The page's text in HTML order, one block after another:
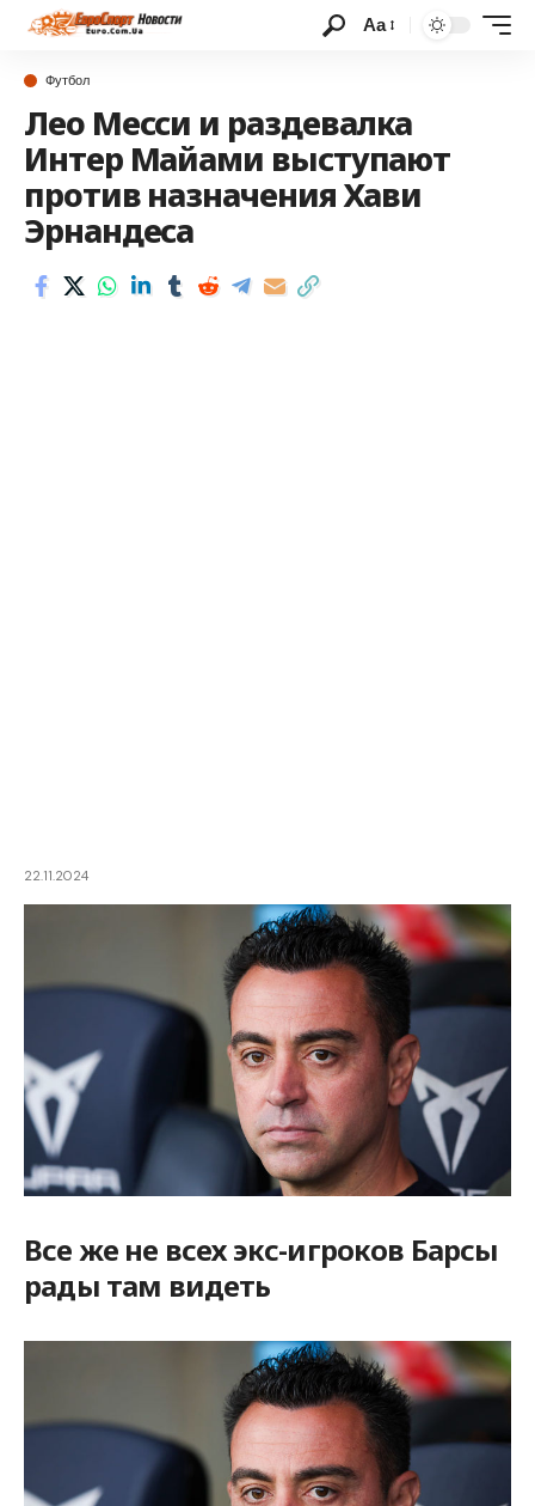
Аа
Футбол
Лео Месси и раздевалка
Интер Майами выступают
против назначения Хави
Эрнандеса
22.11.2024
Все же не всех экс-игроков Барсы
рады там видеть